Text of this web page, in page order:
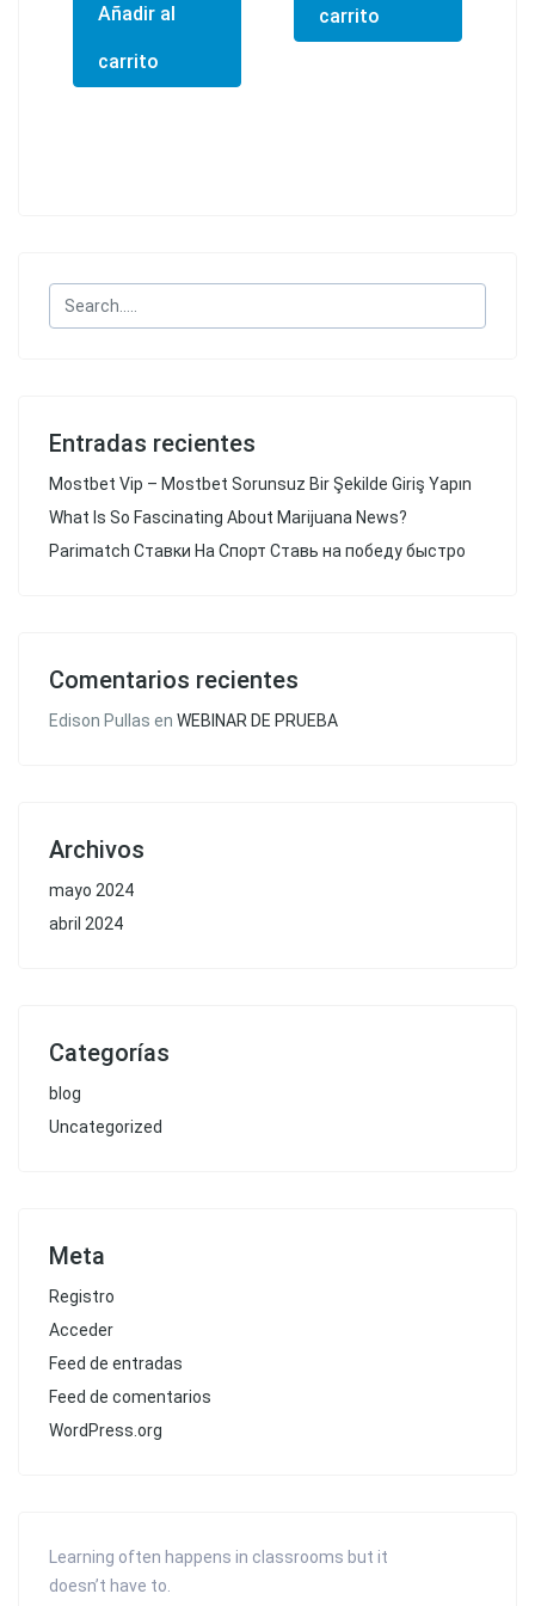
Añadir al
carrito
carrito
Entradas recientes
Mostbet Vip – Mostbet Sorunsuz Bir Şekilde Giriş Yapın
What Is So Fascinating About Marijuana News?
Parimatch Ставки На Спорт Ставь на победу быстро
Comentarios recientes
Edison Pullas en WEBINAR DE PRUEBA
Archivos
mayo 2024
abril 2024
Categorías
blog
Uncategorized
Meta
Registro
Acceder
Feed de entradas
Feed de comentarios
WordPress.org
Learning often happens in classrooms but it
doesn’t have to.